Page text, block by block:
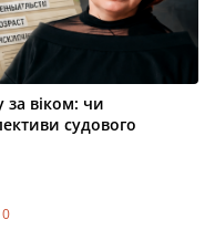
за віком: чи
судового
0